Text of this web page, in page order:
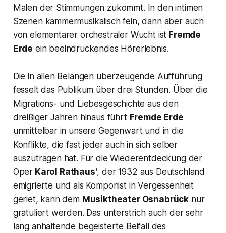
Malen der Stimmungen zukommt. In den intimen
Szenen kammermusikalisch fein, dann aber auch
von elementarer orchestraler Wucht ist Fremde
Erde ein beeindruckendes Hörerlebnis.
Die in allen Belangen überzeugende Aufführung
fesselt das Publikum über drei Stunden. Über die
Migrations- und Liebesgeschichte aus den
dreißiger Jahren hinaus führt Fremde Erde
unmittelbar in unsere Gegenwart und in die
Konflikte, die fast jeder auch in sich selber
auszutragen hat. Für die Wiederentdeckung der
Oper Karol Rathaus', der 1932 aus Deutschland
emigrierte und als Komponist in Vergessenheit
geriet, kann dem Musiktheater Osnabrück nur
gratuliert werden. Das unterstrich auch der sehr
lang anhaltende begeisterte Beifall des